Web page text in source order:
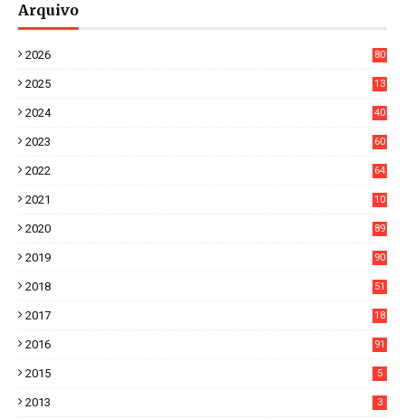
Arquivo
2026
80
2025
13
2024
40
2023
60
2022
64
2021
10
2020
89
2019
90
2018
51
2017
18
2016 91
2015 5
2013 3